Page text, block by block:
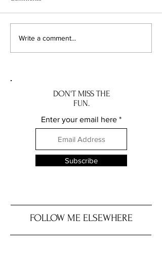
Taberna Angel Belmonte:
Write a comment...
DON'T MISS THE
FUN.
Enter your email here
Subscribe
FOLLOW ME ELSEWHERE